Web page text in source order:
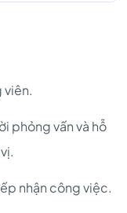
viên.
phỏng vấn và hỗ
nhận công việc.